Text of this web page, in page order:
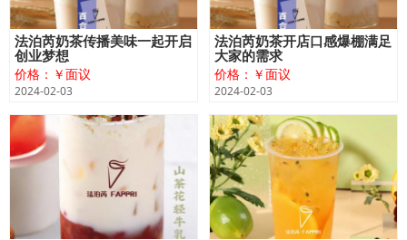
法泊芮奶茶传播美味一起开启
创业梦想
价格：￥面议
2024-02-03
法泊芮奶茶开店口感爆棚满足
大家的需求
价格：￥面议
2024-02-03